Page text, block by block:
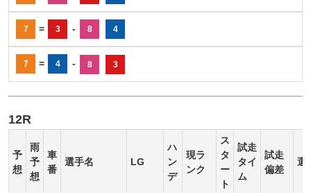
7 = 3 - 8 4
7 = 4 - 8 3
12R
予
想
雨
予
想
車
番
選手名 LG
ハ
ン
デ
現ラ
ンク
ス
タ
ー
ト
試走
タイ
ム
試走
偏差
選